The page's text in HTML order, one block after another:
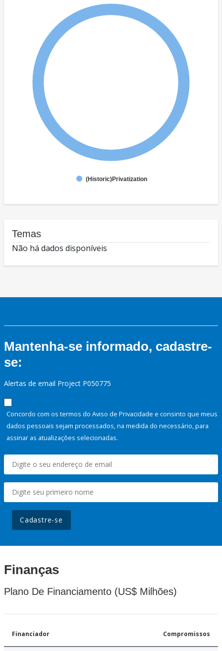
(Historic)Privatization
Temas
Não há dados disponíveis
Mantenha-se informado, cadastre-
se:
Alertas de email Project P050775
Concordo com os termos do Aviso de Privacidade e consinto que meus
dados pessoais sejam processados, na medida do necessário, para
assinar as atualizações selecionadas.
Cadastre-se
Finanças
Plano De Financiamento (US$ Milhões)
Financiador Compromissos